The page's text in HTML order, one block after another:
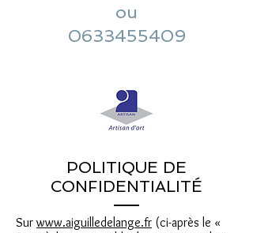
ou
0633455409
POLITIQUE DE
CONFIDENTIALITÉ
Sur www.aiguilledelange.fr (ci-après le «